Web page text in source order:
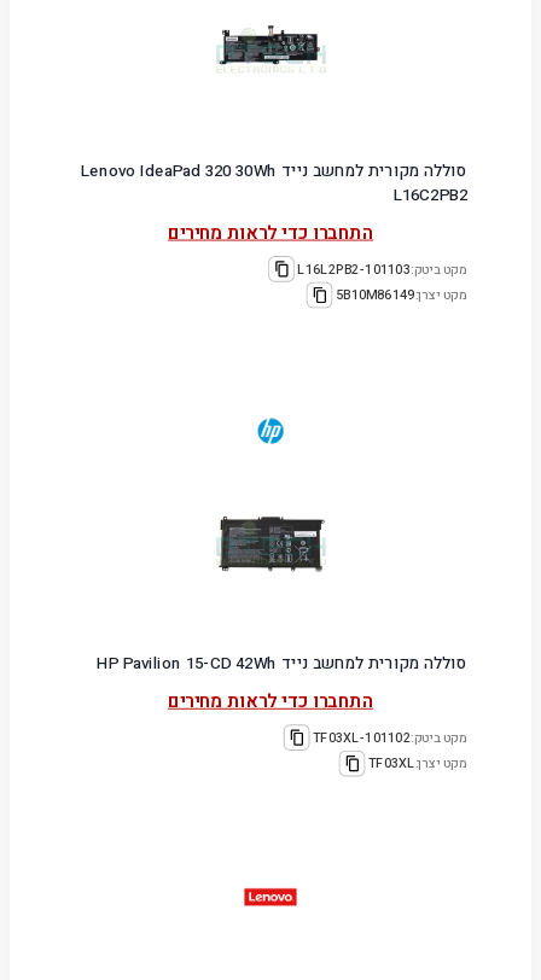
סוללה מקורית למחשב נייד Lenovo IdeaPad 320 30Wh
L16C2PB2
התחברו כדי לראות מחירים
מקט ביטק:101103-L16L2PB2
מקט יצרן:5B10M86149
סוללה מקורית למחשב נייד HP Pavilion 15-CD 42Wh
התחברו כדי לראות מחירים
מקט ביטק:101102-TF03XL
מקט יצרן:TF03XL